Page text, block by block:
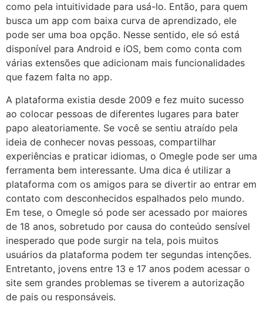
como pela intuitividade para usá-lo. Então, para quem
busca um app com baixa curva de aprendizado, ele
pode ser uma boa opção. Nesse sentido, ele só está
disponível para Android e iOS, bem como conta com
várias extensões que adicionam mais funcionalidades
que fazem falta no app.
A plataforma existia desde 2009 e fez muito sucesso
ao colocar pessoas de diferentes lugares para bater
papo aleatoriamente. Se você se sentiu atraído pela
ideia de conhecer novas pessoas, compartilhar
experiências e praticar idiomas, o Omegle pode ser uma
ferramenta bem interessante. Uma dica é utilizar a
plataforma com os amigos para se divertir ao entrar em
contato com desconhecidos espalhados pelo mundo.
Em tese, o Omegle só pode ser acessado por maiores
de 18 anos, sobretudo por causa do conteúdo sensível
inesperado que pode surgir na tela, pois muitos
usuários da plataforma podem ter segundas intenções.
Entretanto, jovens entre 13 e 17 anos podem acessar o
site sem grandes problemas se tiverem a autorização
de pais ou responsáveis.